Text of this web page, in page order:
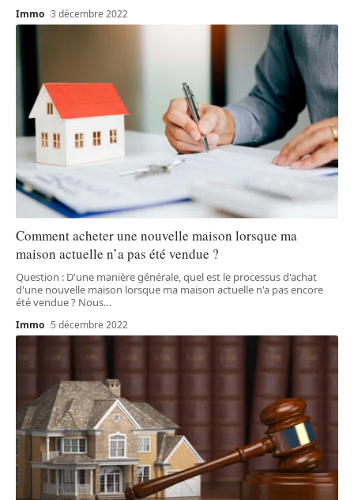
Immo 3 décembre 2022
Comment acheter une nouvelle maison lorsque ma
maison actuelle n’a pas été vendue ?
Question : D'une manière générale, quel est le processus d'achat
d'une nouvelle maison lorsque ma maison actuelle n'a pas encore
été vendue ? Nous…
Immo 5 décembre 2022